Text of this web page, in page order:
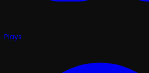
Plays